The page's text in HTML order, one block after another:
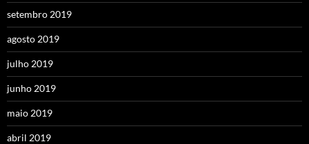
setembro 2019
agosto 2019
julho 2019
junho 2019
maio 2019
abril 2019